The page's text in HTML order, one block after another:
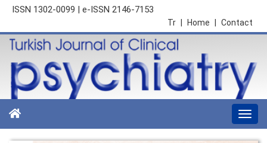
ISSN 1302-0099 | e-ISSN 2146-7153
Contact
Home
Tr